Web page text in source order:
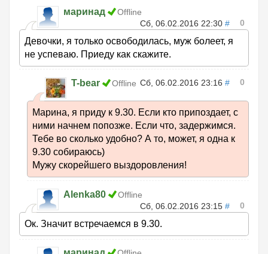
маринад
Offline
Сб, 06.02.2016 22:30 # 0
Девочки, я только освободилась, муж болеет, я
не успеваю. Приеду как скажите.
T-bear Offline Сб, 06.02.2016 23:16 # 0
Марина, я приду к 9.30. Если кто припоздает, с
ними начнем попозже. Если что, задержимся.
Тебе во сколько удобно? А то, может, я одна к
9.30 собираюсь)
Мужу скорейшего выздоровления!
Alenka80
Offline
Сб, 06.02.2016 23:15 # 0
Ок. Значит встречаемся в 9.30.